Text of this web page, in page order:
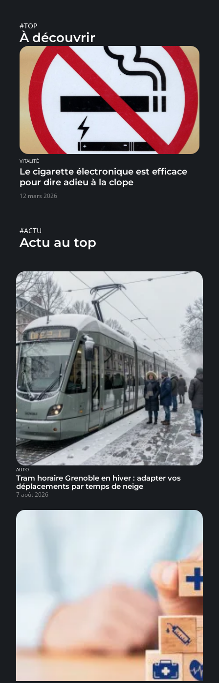
#TOP
À découvrir
VITALITÉ
Le cigarette électronique est efficace
pour dire adieu à la clope
12 mars 2026
#ACTU
Actu au top
AUTO
Tram horaire Grenoble en hiver : adapter vos
déplacements par temps de neige
7 août 2026